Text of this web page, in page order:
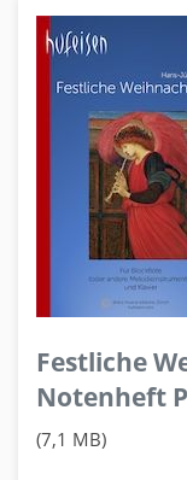
Festliche
Notenheft
(7,1 MB)